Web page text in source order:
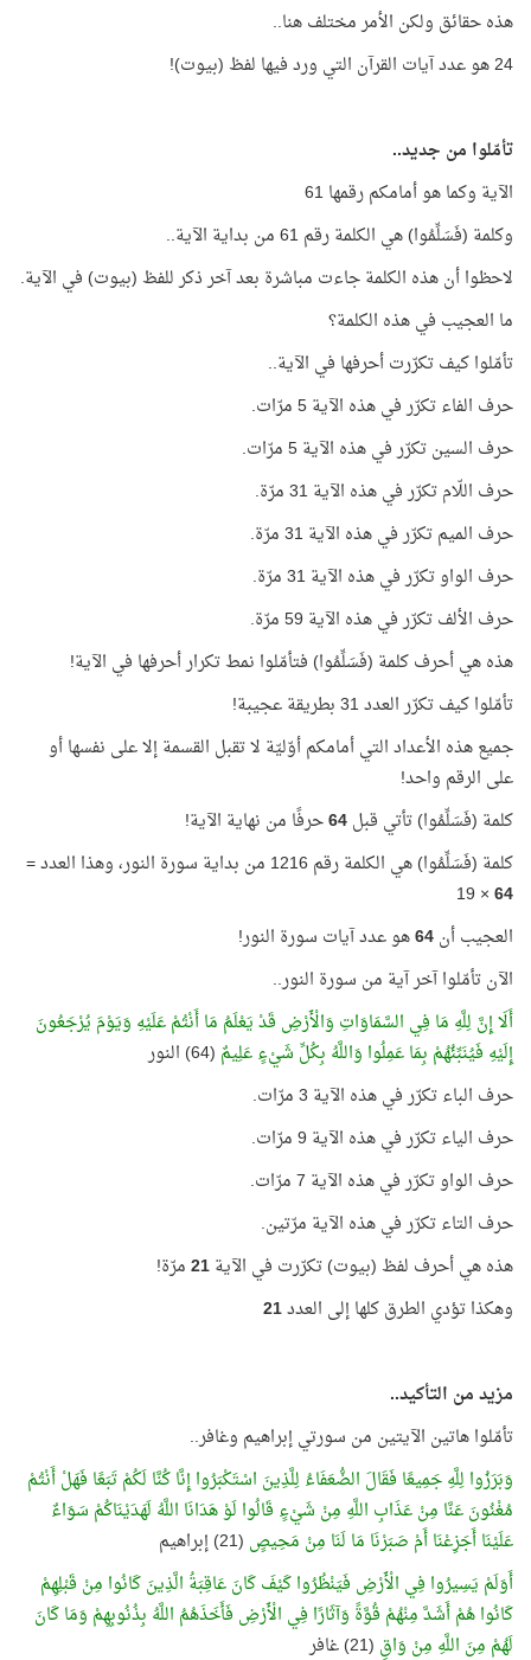
هذه حقائق ولكن الأمر مختلف هنا..
24 هو عدد آيات القرآن التي ورد فيها لفظ (بيوت)!
تأمّلوا من جديد..
الآية وكما هو أمامكم رقمها 61
وكلمة (فَسَلِّمُوا) هي الكلمة رقم 61 من بداية الآية..
لاحظوا أن هذه الكلمة جاءت مباشرة بعد آخر ذكر للفظ (بيوت) في الآية.
ما العجيب في هذه الكلمة؟
تأمّلوا كيف تكرّرت أحرفها في الآية..
حرف الفاء تكرّر في هذه الآية 5 مرّات.
حرف السين تكرّر في هذه الآية 5 مرّات.
حرف اللّام تكرّر في هذه الآية 31 مرّة.
حرف الميم تكرّر في هذه الآية 31 مرّة.
حرف الواو تكرّر في هذه الآية 31 مرّة.
حرف الألف تكرّر في هذه الآية 59 مرّة.
هذه هي أحرف كلمة (فَسَلِّمُوا) فتأمّلوا نمط تكرار أحرفها في الآية!
تأمّلوا كيف تكرّر العدد 31 بطريقة عجيبة!
جميع هذه الأعداد التي أمامكم أوّليّة لا تقبل القسمة إلا على نفسها أو
على الرقم واحد!
كلمة (فَسَلِّمُوا) تأتي قبل64حرفًا من نهاية الآية!
كلمة (فَسَلِّمُوا) هي الكلمة رقم 1216 من بداية سورة النور، وهذا العدد =
64
× 19
العجيب أن64هو عدد آيات سورة النور!
الآن تأمّلوا آخر آية من سورة النور..
أَلَا إِنَّ لِلَّهِ مَا فِي السَّمَاوَاتِ وَالْأَرْضِ قَدْ يَعْلَمُ مَا أَنْتُمْ عَلَيْهِ وَيَوْمَ يُرْجَعُونَ
إِلَيْهِ فَيُنَبِّئُهُمْ بِمَا عَمِلُوا وَاللَّهُ بِكُلِّ شَيْءٍ عَلِيمٌ (64) النور
حرف الباء تكرّر في هذه الآية 3 مرّات.
حرف الياء تكرّر في هذه الآية 9 مرّات.
حرف الواو تكرّر في هذه الآية 7 مرّات.
حرف التاء تكرّر في هذه الآية مرّتين.
هذه هي أحرف لفظ (بيوت) تكرّرت في الآية21مرّة!
وهكذا تؤدي الطرق كلها إلى العدد21
مزيد من التأكيد..
تأمّلوا هاتين الآيتين من سورتي إبراهيم وغافر..
وَبَرَزُوا لِلَّهِ جَمِيعًا فَقَالَ الضُّعَفَاءُ لِلَّذِينَ اسْتَكْبَرُوا إِنَّا كُنَّا لَكُمْ تَبَعًا فَهَلْ أَنْتُمْ
مُغْنُونَ عَنَّا مِنْ عَذَابِ اللَّهِ مِنْ شَيْءٍ قَالُوا لَوْ هَدَانَا اللَّهُ لَهَدَيْنَاكُمْ سَوَاءٌ
عَلَيْنَا أَجَزِعْنَا أَمْ صَبَرْنَا مَا لَنَا مِنْ مَحِيصٍ (21) إبراهيم
أَوَلَمْ يَسِيرُوا فِي الْأَرْضِ فَيَنْظُرُوا كَيْفَ كَانَ عَاقِبَةُ الَّذِينَ كَانُوا مِنْ قَبْلِهِمْ
كَانُوا هُمْ أَشَدَّ مِنْهُمْ قُوَّةً وَآثَارًا فِي الْأَرْضِ فَأَخَذَهُمُ اللَّهُ بِذُنُوبِهِمْ وَمَا كَانَ
لَهُمْ مِنَ اللَّهِ مِنْ وَاقٍ (21) غافر